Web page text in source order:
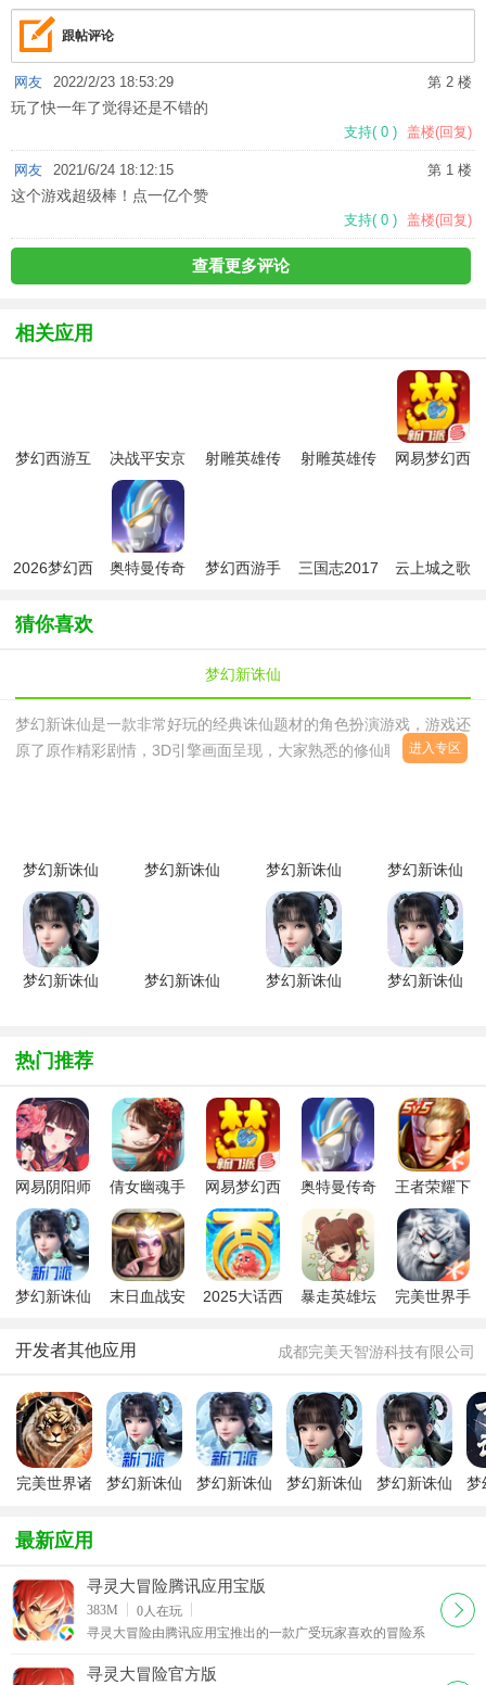
跟帖评论
第 2 楼
网友 2022/2/23 18:53:29
玩了快一年了觉得还是不错的
支持( 0 ) 盖楼(回复)
第 1 楼
网友 2021/6/24 18:12:15
这个游戏超级棒！点一亿个赞
支持( 0 ) 盖楼(回复)
查看更多评论
相关应用
梦幻西游互
决战平安京
安卓版
射雕英雄传
射雕英雄传
网易梦幻西
2026梦幻西
版
奥特曼传奇
梦幻西游手
三国志2017
云上城之歌
猜你喜欢
梦幻新诛仙
梦幻新诛仙是一款非常好玩的经典诛仙题材的角色扮演游戏，游戏还
原了原作精彩剧情，3D引擎画面呈现，大家熟悉的修仙职业可以选
进入专区
梦幻新诛仙
公测版
v1.211.833
安卓版
梦幻新诛仙
梦幻新诛仙
ios版
v0.32iPhone
版
梦幻新诛仙
最新版
v1.198.689
安卓版
梦幻新诛仙
梦幻新诛仙
梦幻新诛仙
梦幻新诛仙
热门推荐
网易阴阳师
手游2026最
新版
倩女幽魂手
游网易版
网易梦幻西
游手游
奥特曼传奇
英雄手游
王者荣耀下
载最新版本
2025
梦幻新诛仙
末日血战安
2025大话西
暴走英雄坛
完美世界手
开发者其他应用 成都完美天智游科技有限公司
完美世界诸
版
梦幻新诛仙
梦幻新诛仙
梦幻新诛仙
梦幻新诛仙
梦
最新应用
寻灵大冒险腾讯应用宝版
383M 0 人在玩
寻灵大冒险由腾讯应用宝推出的一款广受玩家喜欢的冒险系
打造逼真的场景，更设有不同类型英雄等你选，还有萌
下载
寻灵大冒险官方版